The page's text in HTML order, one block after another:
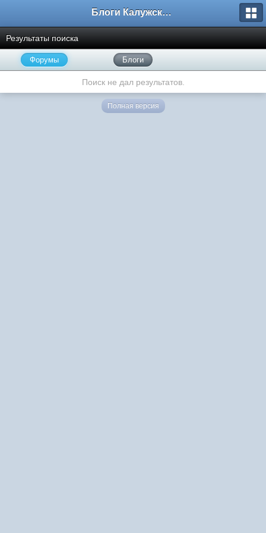
Блоги Калужского перекрестка
Результаты поиска
Форумы Блоги
Поиск не дал результатов.
Полная версия